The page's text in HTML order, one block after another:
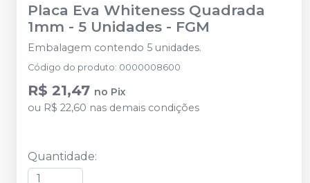
Placa Eva Whiteness Quadrada
1mm - 5 Unidades - FGM
Embalagem contendo 5 unidades.
Código do produto: 0000008600
R$ 21,47 no Pix
ou R$ 22,60 nas demais condições
Quantidade: